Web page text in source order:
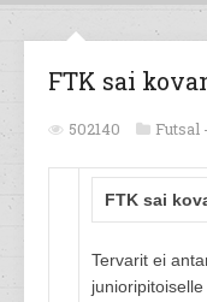
FTK sai
502140 Futsal -
FTK sai
Tervarit ei